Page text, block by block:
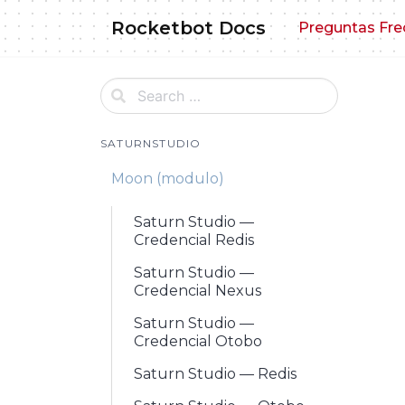
Skip
to
content
Rocketbot Docs Preguntas
SATURNSTUDIO
Moon (modulo)
Saturn Studio —
Credencial Redis
Saturn Studio —
Credencial Nexus
Saturn Studio —
Credencial Otobo
Saturn Studio — Redis